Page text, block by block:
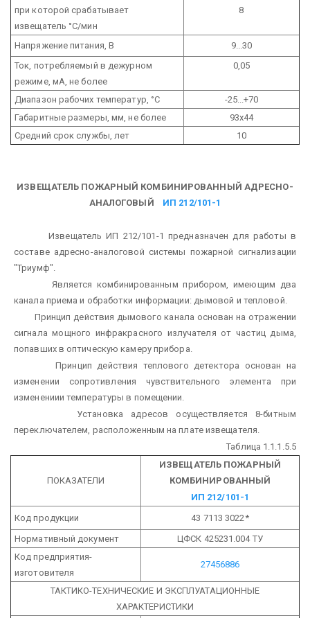
при которой срабатывает
извещатель °С/мин
8
Напряжение питания, В
9...30
Ток, потребляемый в дежурном
режиме, мА, не более
0,05
Диапазон рабочих температур, °С
-25...+70
Габаритные размеры, мм, не более
93х44
Средний срок службы, лет
10
ИЗВЕЩАТЕЛЬ ПОЖАРНЫЙ КОМБИНИРОВАННЫЙ АДРЕСНО-
АНАЛОГОВЫЙ ИП 212/101-1
Извещатель ИП 212/101-1 предназначен для работы в
составе адресно-аналоговой системы пожарной сигнализации
"Триумф".
Является комбинированным прибором, имеющим два
канала приема и обработки информации: дымовой и тепловой.
Принцип действия дымового канала основан на отражении
сигнала мощного инфракрасного излучателя от частиц дыма,
попавших в оптическую камеру прибора.
Принцип действия теплового детектора основан на
изменении сопротивления чувствительного элемента при
изменениии температуры в помещении.
Установка адресов осуществляется 8-битным
переключателем, расположенным на плате извещателя.
Таблица 1.1.1.5.5
ПОКАЗАТЕЛИ
ИЗВЕЩАТЕЛЬ ПОЖАРНЫЙ
КОМБИНИРОВАННЫЙ
ИП 212/101-1
Код продукции
43 7113 3022*
Нормативный документ
ЦФСК 425231.004 ТУ
Код предприятия-
изготовителя
27456886
ТАКТИКО-ТЕХНИЧЕСКИЕ И ЭКСПЛУАТАЦИОННЫЕ
ХАРАКТЕРИСТИКИ